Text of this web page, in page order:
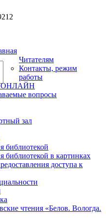
Читателям
Контакты, режим
работы
ОНЛАЙН
вопросы
зал
библиотекой
библиотекой в картинках
доступа к
чтения «Белов. Вологда.